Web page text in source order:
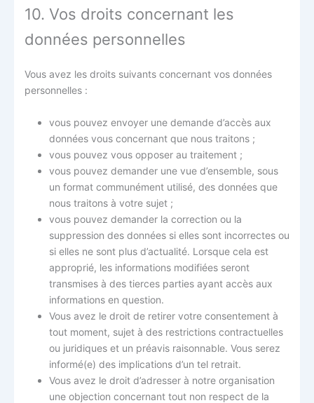
10. Vos droits concernant les
données personnelles
Vous avez les droits suivants concernant vos données
personnelles :
vous pouvez envoyer une demande d’accès aux
données vous concernant que nous traitons ;
vous pouvez vous opposer au traitement ;
vous pouvez demander une vue d’ensemble, sous
un format communément utilisé, des données que
nous traitons à votre sujet ;
vous pouvez demander la correction ou la
suppression des données si elles sont incorrectes ou
si elles ne sont plus d’actualité. Lorsque cela est
approprié, les informations modifiées seront
transmises à des tierces parties ayant accès aux
informations en question.
Vous avez le droit de retirer votre consentement à
tout moment, sujet à des restrictions contractuelles
ou juridiques et un préavis raisonnable. Vous serez
informé(e) des implications d’un tel retrait.
Vous avez le droit d’adresser à notre organisation
une objection concernant tout non respect de la